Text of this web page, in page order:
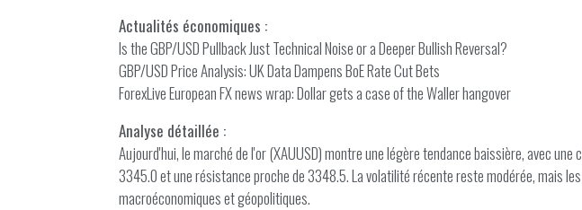
Actualités économiques :
Is the GBP/USD Pullback Just Technical Noise or a Deeper Bullish Reversal?
GBP/USD Price Analysis: UK Data Dampens BoE Rate Cut Bets
ForexLive European FX news wrap: Dollar gets a case of the Waller hangover
Analyse détaillée :
Aujourd'hui, le marché de l'or (XAUUSD) montre une légère tendance baissière, avec
3345.0 et une résistance proche de 3348.5. La volatilité récente reste modérée, mais
macroéconomiques et géopolitiques.